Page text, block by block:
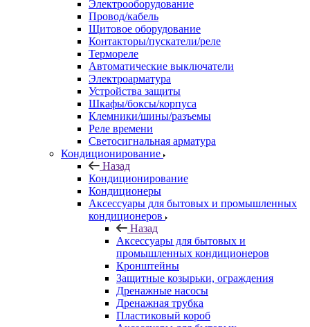
Электрооборудование
Провод/кабель
Щитовое оборудование
Контакторы/пускатели/реле
Термореле
Автоматические выключатели
Электроарматура
Устройства защиты
Шкафы/боксы/корпуса
Клемники/шины/разъемы
Реле времени
Светосигнальная арматура
Кондиционирование
Назад
Кондиционирование
Кондиционеры
Аксессуары для бытовых и промышленных
кондиционеров
Назад
Аксессуары для бытовых и
промышленных кондиционеров
Кронштейны
Защитные козырьки, ограждения
Дренажные насосы
Дренажная трубка
Пластиковый короб